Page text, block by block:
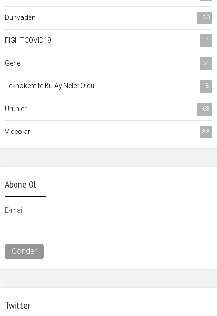
Dünyadan 180
FIGHTCOVID19 14
Genel 34
Teknokent'te Bu Ay Neler Oldu 18
Ürünler 168
Videolar 83
Abone Ol
E-mail
Twitter